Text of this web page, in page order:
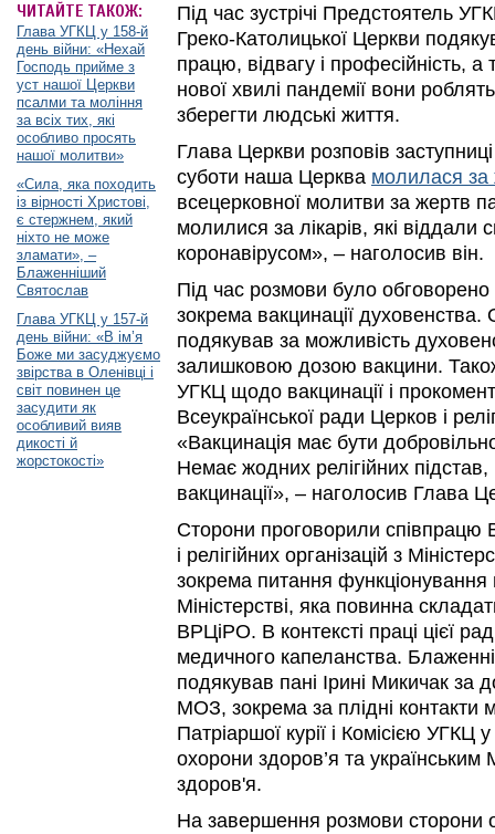
ЧИТАЙТЕ ТАКОЖ:
Глава УГКЦ у 158-й
день війни: «Нехай
Господь прийме з
уст нашої Церкви
псалми та моління
за всіх тих, які
особливо просять
нашої молитви»
«Сила, яка походить
із вірності Христові,
є стержнем, який
ніхто не може
зламати», –
Блаженніший
Святослав
Глава УГКЦ у 157-й
день війни: «В ім’я
Боже ми засуджуємо
звірства в Оленівці і
світ повинен це
засудити як
особливий вияв
дикості й
жорстокості»
Під час зустрічі Предстоятель
Греко-Католицької Церкви
працю, відвагу і професійність, а
нової хвилі пандемії вони
зберегти людські життя.
Глава Церкви розповів
суботи наша Церква молилася за
всецерковної молитви за жертв
молилися за лікарів, які віддали
коронавірусом», – наголосив він.
Під час розмови було обговорено
зокрема вакцинації
подякував за можливість
залишковою дозою вакцини.
УГКЦ щодо вакцинації і
Всеукраїнської ради Церков і
«Вакцинація має бути
Немає жодних релігійних
вакцинації», – наголосив Глава
Сторони проговорили співпрацю
і релігійних організацій з
зокрема питання функціонування
Міністерстві, яка повинна
ВРЦіРО. В контексті праці цієї
медичного капеланства.
подякував пані Ірині Микичак за
МОЗ, зокрема за плідні контакти
Патріаршої курії і Комісією
охорони здоров’я та українським
здоров'я.
На завершення розмови сторони